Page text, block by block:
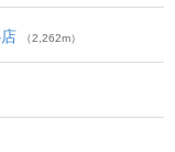
（2,262m）